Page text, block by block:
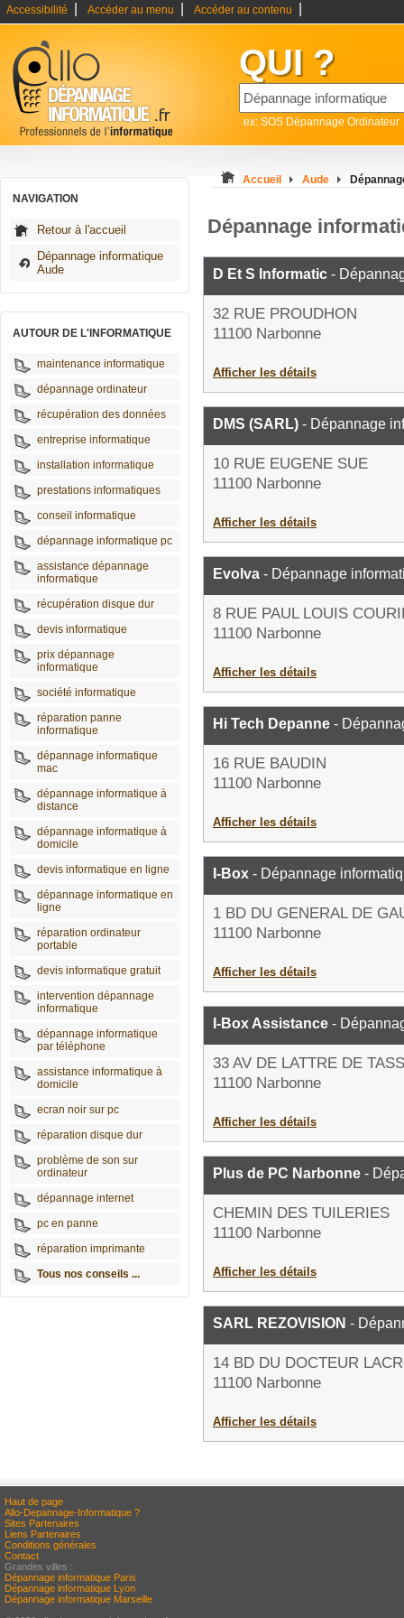
Accessibilité Accéder au menu Accéder au contenu
QUI ?
ex: SOS Dépannage Ordinateur
NAVIGATION
Retour à l'accueil
Dépannage informatique
Aude
AUTOUR DE L'INFORMATIQUE
maintenance informatique
dépannage ordinateur
récupération des données
entreprise informatique
installation informatique
prestations informatiques
conseil informatique
dépannage informatique pc
assistance dépannage
informatique
récupération disque dur
devis informatique
prix dépannage
informatique
société informatique
réparation panne
informatique
dépannage informatique
mac
dépannage informatique à
distance
dépannage informatique à
domicile
devis informatique en ligne
dépannage informatique en
ligne
réparation ordinateur
portable
devis informatique gratuit
intervention dépannage
informatique
dépannage informatique
par téléphone
assistance informatique à
domicile
ecran noir sur pc
réparation disque dur
problème de son sur
ordinateur
dépannage internet
pc en panne
réparation imprimante
Tous nos conseils ...
Accueil Aude
Dépannage
D Et S Informatic -
32 RUE PROUDHON
11100 Narbonne
Afficher les détails
DMS (SARL) - Dépannage
10 RUE EUGENE SUE
11100 Narbonne
Afficher les détails
Evolva - Dépannage
8 RUE PAUL LOUIS
11100 Narbonne
Afficher les détails
Hi Tech Depanne -
16 RUE BAUDIN
11100 Narbonne
Afficher les détails
I-Box - Dépannage
1 BD DU GENERAL DE
11100 Narbonne
Afficher les détails
I-Box Assistance -
33 AV DE LATTRE DE
11100 Narbonne
Afficher les détails
Plus de PC Narbonne -
CHEMIN DES TUILERIES
11100 Narbonne
Afficher les détails
SARL REZOVISION -
14 BD DU DOCTEUR
11100 Narbonne
Afficher les détails
Haut de page
Allo-Depannage-Informatique ?
Sites Partenaires
Liens Partenaires
Conditions générales
Contact
Grandes villes :
Dépannage informatique Paris
Dépannage informatique Lyon
Dépannage informatique Marseille